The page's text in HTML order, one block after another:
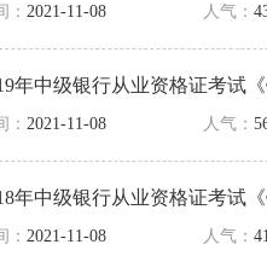
： 2021-11-08 人气：
年中级银行从业资格证考试
： 2021-11-08 人气：
年中级银行从业资格证考试
： 2021-11-08 人气：